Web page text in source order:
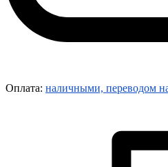
Оплата: наличными, переводом